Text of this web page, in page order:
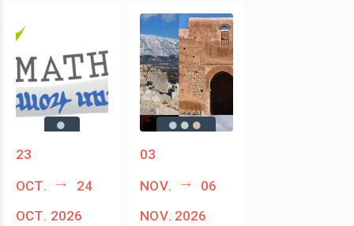
23
oct.
24
oct. 2026
03
nov.
06
nov. 2026